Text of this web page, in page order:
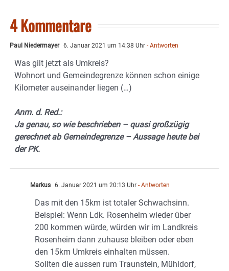
4 Kommentare
Paul Niedermayer 6. Januar 2021 um 14:38 Uhr - Antworten
Was gilt jetzt als Umkreis?
Wohnort und Gemeindegrenze können schon einige
Kilometer auseinander liegen (…)
Anm. d. Red.:
Ja genau, so wie beschrieben – quasi großzügig
gerechnet ab Gemeindegrenze – Aussage heute bei
der PK.
Markus 6. Januar 2021 um 20:13 Uhr - Antworten
Das mit den 15km ist totaler Schwachsinn.
Beispiel: Wenn Ldk. Rosenheim wieder über
200 kommen würde, würden wir im Landkreis
Rosenheim dann zuhause bleiben oder eben
den 15km Umkreis einhalten müssen.
Sollten die aussen rum Traunstein, Mühldorf,